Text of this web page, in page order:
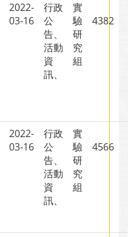
2022-
03-16
行政
公
告、
活動
資
訊、
實
驗
研
究
組
4382
2022-
03-16
行政
公
告、
活動
資
訊、
實
驗
研
究
組
4566